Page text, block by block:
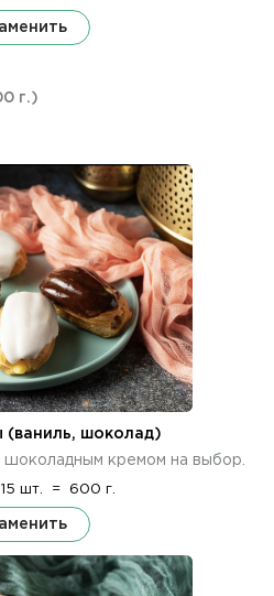
г.)
(ваниль, шоколад)
шоколадным кремом на выбор.
15 шт. = 600 г.